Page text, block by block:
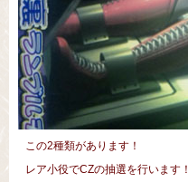
この2種類があります！
レア小役でCZの抽選を行います！